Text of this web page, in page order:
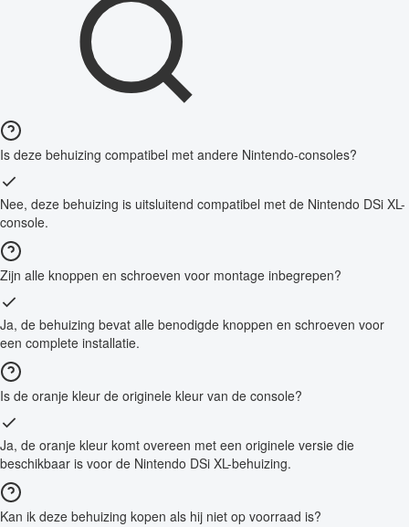
Is deze behuizing compatibel met andere Nintendo-consoles?
Nee, deze behuizing is uitsluitend compatibel met de Nintendo DSi XL-
console.
Zijn alle knoppen en schroeven voor montage inbegrepen?
Ja, de behuizing bevat alle benodigde knoppen en schroeven voor
een complete installatie.
Is de oranje kleur de originele kleur van de console?
Ja, de oranje kleur komt overeen met een originele versie die
beschikbaar is voor de Nintendo DSi XL-behuizing.
Kan ik deze behuizing kopen als hij niet op voorraad is?